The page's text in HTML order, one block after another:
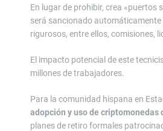
En lugar de prohibir, crea «puertos
será sancionado
rigurosos, entre ellos, comisiones,
El impacto potencial de este
millones de trabajadores.
Para la comunidad hispana en
adopción y uso de criptomonedas
planes de retiro formales